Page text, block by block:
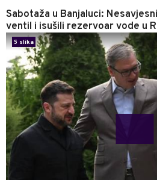
Sabotaža u Banjaluci:
ventil i isušili rezervoar vode u
5 slika